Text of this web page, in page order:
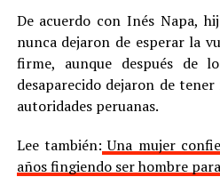
De acuerdo con Inés Napa,
nunca dejaron de esperar la
firme, aunque después de
desaparecido dejaron de
autoridades peruanas.
Lee también: Una mujer
años fingiendo ser hombre